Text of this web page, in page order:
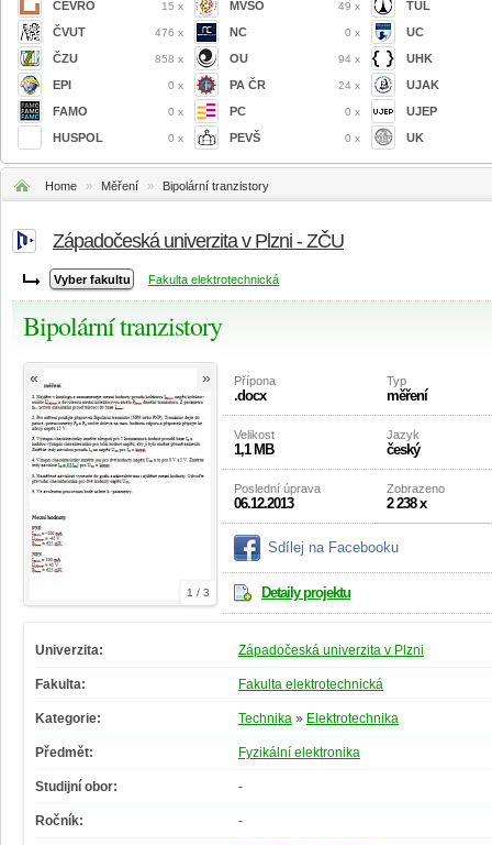
CEVRO 15 x
ČVUT 476 x
ČZU 858 x
EPI 0 x
FAMO 0 x
HUSPOL 0 x
MVŠO 49 x
NC 0 x
OU 94 x
PA ČR 24 x
PC 0 x
PEVŠ 0 x
TUL
UC
UHK
UJAK
UJEP
UK
Home » Měření » Bipolární tranzistory
Západočeská univerzita v Plzni - ZČU
Fakulta elektrotechnická
Bipolární tranzistory
1 / 3
« » Přípona
.docx
Typ
měření
Velikost
1,1 MB
Jazyk
český
Poslední úprava
06.12.2013
Zobrazeno
2 238 x
Sdílej na Facebooku
Detaily projektu
Univerzita: Západočeská univerzita v Plzni
Fakulta: Fakulta elektrotechnická
Kategorie: Technika » Elektrotechnika
Předmět: Fyzikální elektronika
Studijní obor: -
Ročník: -